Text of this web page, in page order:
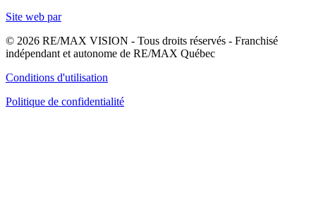
Site web par
© 2026 RE/MAX VISION - Tous droits réservés - Franchisé
indépendant et autonome de RE/MAX Québec
Conditions d'utilisation
Politique de confidentialité